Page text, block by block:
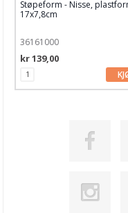
Støpeform - Nisse,
17x7,8cm
36161000
kr 139,00